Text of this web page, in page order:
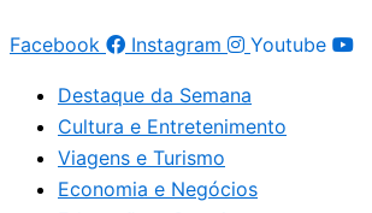
Facebook Instagram Youtube
Destaque da Semana
Cultura e Entretenimento
Viagens e Turismo
Economia e Negócios